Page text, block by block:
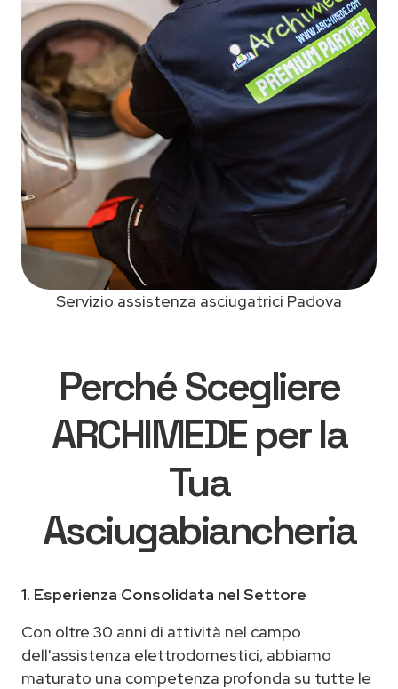
Servizio assistenza asciugatrici Padova
Perché Scegliere
ARCHIMEDE per la
Tua
Asciugabiancheria
1. Esperienza Consolidata nel Settore
Con oltre 30 anni di attività nel campo
dell'assistenza elettrodomestici, abbiamo
maturato una competenza profonda su tutte le